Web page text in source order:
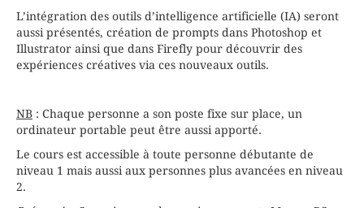
L’intégration des outils d’intelligence artificielle (IA) seront
aussi présentés, création de prompts dans Photoshop et
Illustrator ainsi que dans Firefly pour découvrir des
expériences créatives via ces nouveaux outils.
NB : Chaque personne a son poste fixe sur place, un
ordinateur portable peut être aussi apporté.
Le cours est accessible à toute personne débutante de
niveau 1 mais aussi aux personnes plus avancées en niveau
2.